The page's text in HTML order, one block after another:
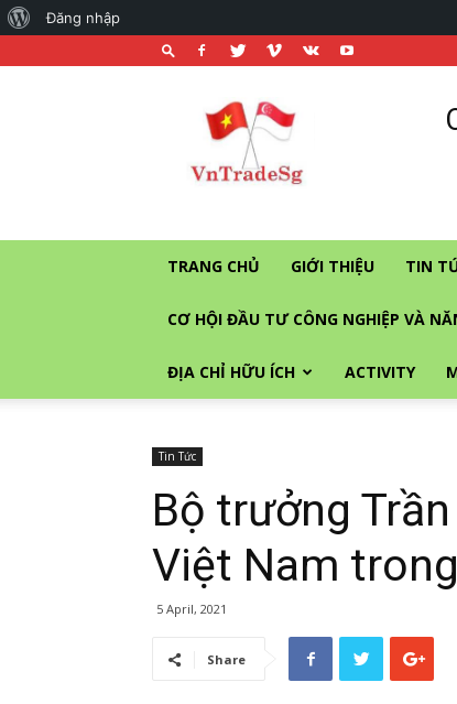
Cổng
thương
và
vào
Singapore
TRANG CHỦ GIỚI THIỆU TIN
CƠ HỘI ĐẦU TƯ CÔNG NGHIỆP VÀ
ĐỊA CHỈ HỮU ÍCH ACTIVITY
Tin Tức
Bộ trưởng
Việt Nam
5 April, 2021
Share
About
Đăng nhập